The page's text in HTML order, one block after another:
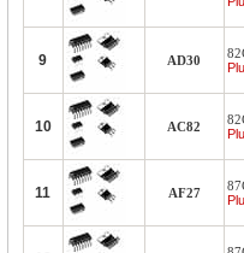
9 AD30
10 AC82
11 AF27